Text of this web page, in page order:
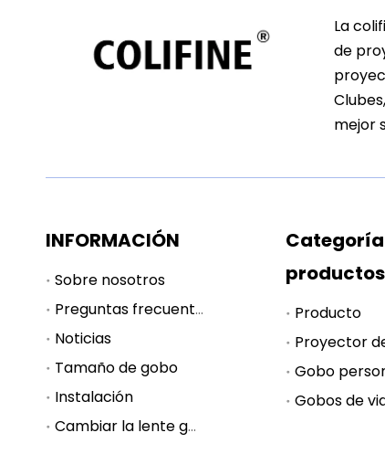
La
de
mejor
INFORMACIÓN
Sobre nosotros
Preguntas frecuentes
Noticias
Tamaño de gobo
Instalación
Cambiar la lente gobo
productos
Producto
Proyector
Gobo
Gobos de